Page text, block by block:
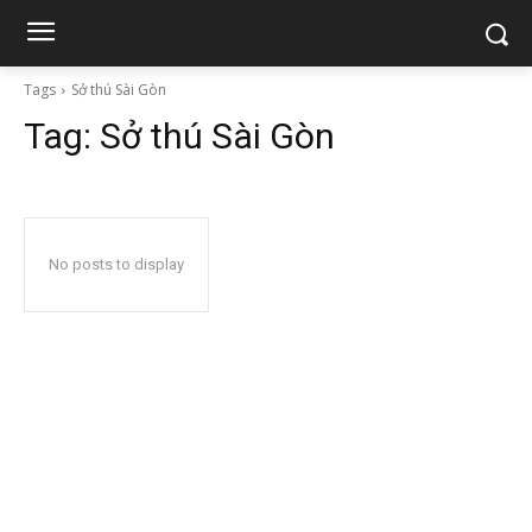
Tags Sở thú Sài Gòn
Tag: Sở thú Sài Gòn
No posts to display